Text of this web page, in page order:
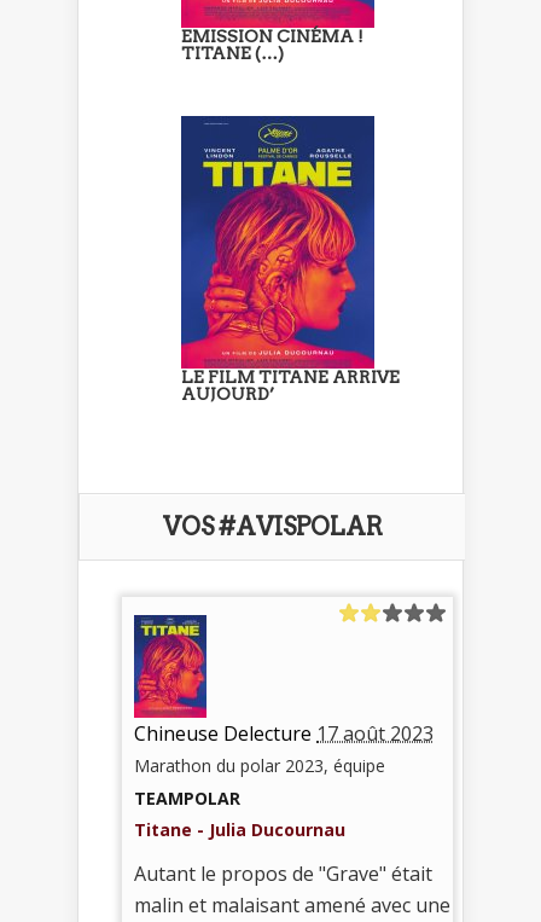
EMISSION CINÉMA !
TITANE (…)
LE FILM TITANE ARRIVE
AUJOURD’
VOS #AVISPOLAR
Chineuse Delecture 17 août 2023
Marathon du polar 2023, équipe
TEAMPOLAR
Titane - Julia Ducournau
Autant le propos de "Grave" était
malin et malaisant amené avec une